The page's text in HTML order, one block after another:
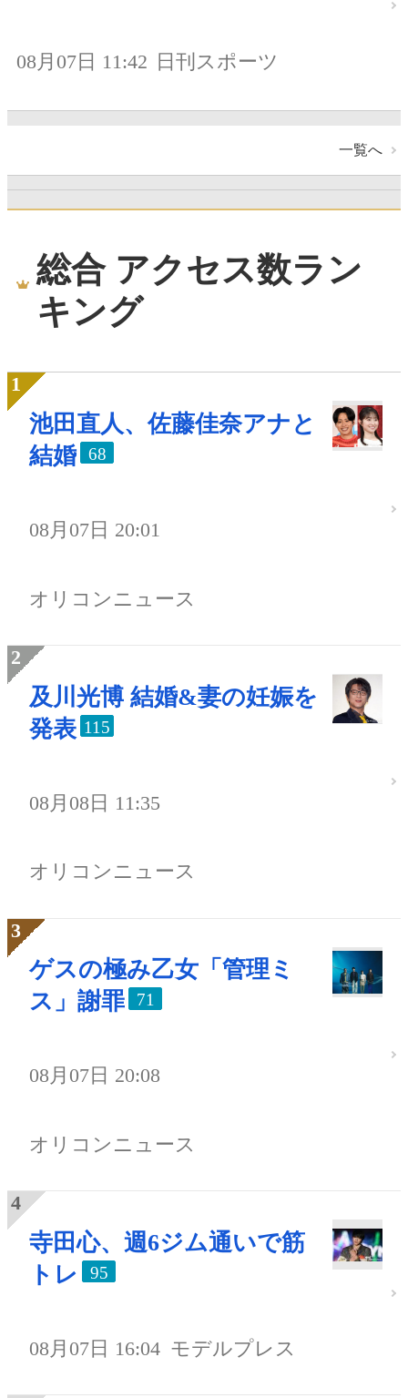
08月07日 11:42 日刊スポーツ
一覧へ
総合 アクセス数ラン
キング
池田直人、佐藤佳奈アナと
結婚
68
08月07日 20:01
オリコンニュース
及川光博 結婚&妻の妊娠を
発表 115
08月08日 11:35
オリコンニュース
ゲスの極み乙女「管理ミ
ス」謝罪
71
08月07日 20:08
オリコンニュース
寺田心、週6ジム通いで筋
トレ
95
08月07日 16:04 モデルプレス